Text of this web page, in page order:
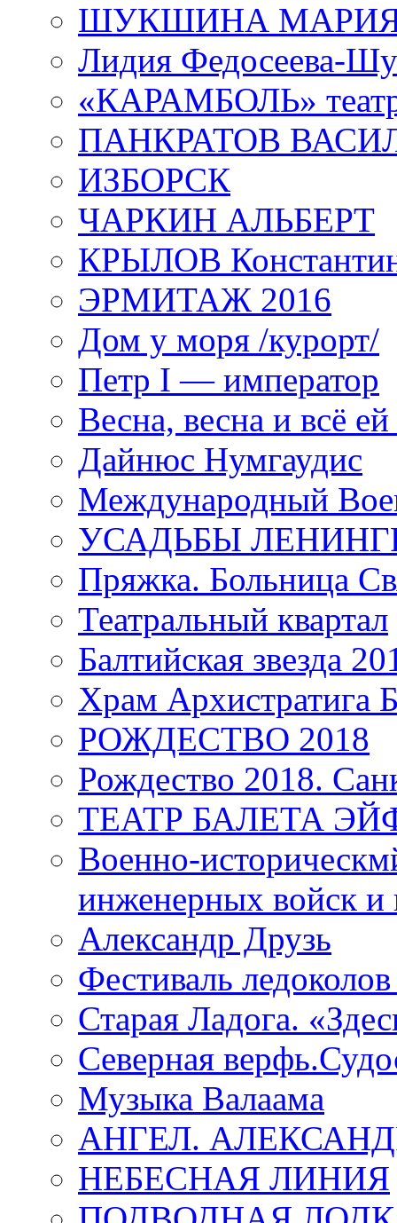
ШУКШИНА
Лидия Федосеева-
«КАРАМБОЛЬ»
ПАНКРАТОВ
ИЗБОРСК
ЧАРКИН АЛЬБЕРТ
КРЫЛОВ
ЭРМИТАЖ 2016
Дом у моря /курорт/
Петр I — император
Весна, весна и всё
Дайнюс Нумгаудис
Международный
УСАДЬБЫ
Пряжка. Больница
Театральный квартал
Балтийская звезда
Храм
РОЖДЕСТВО 2018
Рождество 2018.
ТЕАТР БАЛЕТА
Военно-
инженерных войск и
Александр Друзь
Фестиваль
Старая Ладога.
Северная
Музыка Валаама
АНГЕЛ.
НЕБЕСНАЯ ЛИНИЯ